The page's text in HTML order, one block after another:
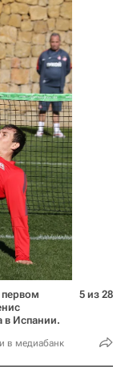
в Испании.
в медиабанк
5 из 28